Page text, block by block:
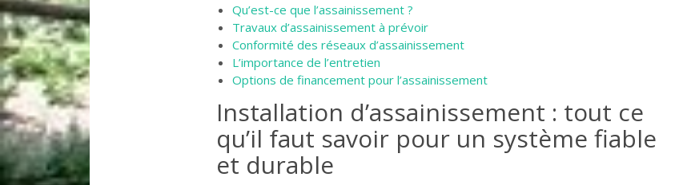
Qu’est-ce que l’assainissement ?
Travaux d’assainissement à prévoir
Conformité des réseaux d’assainissement
L’importance de l’entretien
Options de financement pour l’assainissement
Installation d’assainissement : tout ce
qu’il faut savoir pour un système fiable
et durable